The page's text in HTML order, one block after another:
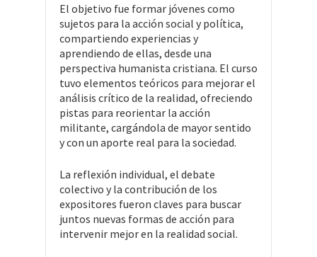
El objetivo fue formar jóvenes como
sujetos para la acción social y política,
compartiendo experiencias y
aprendiendo de ellas, desde una
perspectiva humanista cristiana. El curso
tuvo elementos teóricos para mejorar el
análisis crítico de la realidad, ofreciendo
pistas para reorientar la acción
militante, cargándola de mayor sentido
y con un aporte real para la sociedad.
La reflexión individual, el debate
colectivo y la contribución de los
expositores fueron claves para buscar
juntos nuevas formas de acción para
intervenir mejor en la realidad social.